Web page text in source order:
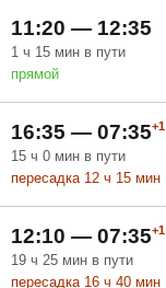
11:20 — 12:35
1 ч 15 мин в пути
прямой
16:35 — 07:35+1
15 ч 0 мин в пути
пересадка 12 ч 15 мин
12:10 — 07:35+1
19 ч 25 мин в пути
пересадка 16 ч 40 мин